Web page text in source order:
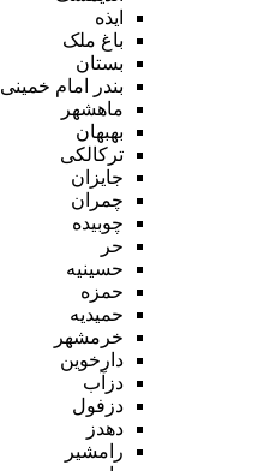
ایذه
باغ ملک
بستان
بندر امام خمینی
ماهشهر
بهبهان
ترکالکی
جایزان
چمران
چوبیده
حر
حسینیه
حمزه
حمیدیه
خرمشهر
دارخوین
دزآب
دزفول
دهدز
رامشیر